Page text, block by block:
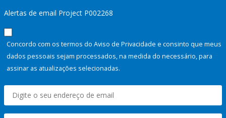
Alertas de email Project P002268
Concordo com os termos do Aviso de Privacidade e consinto que meus
dados pessoais sejam processados, na medida do necessário, para
assinar as atualizações selecionadas.